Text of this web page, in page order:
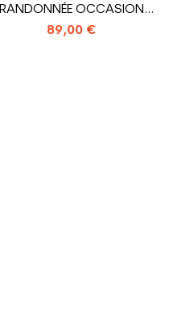
RANDONNÉE OCCASION
ROSSIGNOL...
89,00 €